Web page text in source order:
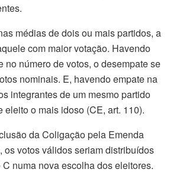
médias de dois ou mais partidos, a
com maior votação. Havendo
no número de votos, o desempate se
nominais. E, havendo empate na
integrantes de um mesmo partido
eleito o mais idoso (CE, art. 110).
da Coligação pela Emenda
os votos válidos seriam distribuídos
numa nova escolha dos eleitores.